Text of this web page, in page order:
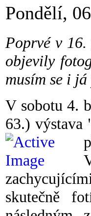
Pondělí,
Poprvé v
objevily
musím se i
V sobotu 4.
63.) výstava
skutečně